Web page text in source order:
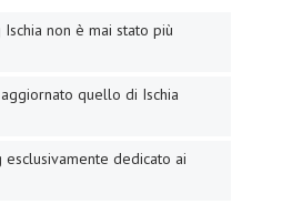
non è mai stato più
quello di Ischia
dedicato ai